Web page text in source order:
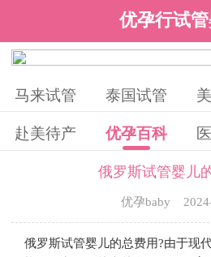
优孕行试
马来试管 泰国试管
赴美待产 优孕百科
俄罗斯试管婴儿
优孕baby
俄罗斯试管婴儿的总费用?由于现